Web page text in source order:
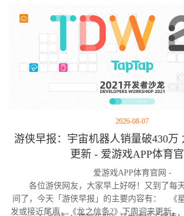
2026-08-07
游侠早报：宇宙机器人销量破430万
更新 - 爱游戏APP体育
爱游戏APP体育官网 -
各位游侠网友，大家早上好呀！又到了每
间了，今天「游侠早报」的主要内容有： 《星
发或接近尾声，《龙之信条2》下周迎来更新，